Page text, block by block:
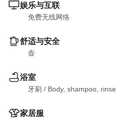
娱乐与互联
免费无线网络
舒适与安全
壶
浴室
牙刷 / Body, shampoo, rinse
家居服